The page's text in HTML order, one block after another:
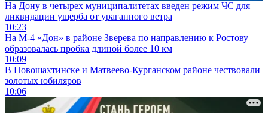
На Дону в четырех муниципалитетах введен режим ЧС для
ликвидации ущерба от ураганного ветра
10:23
На М-4 «Дон» в районе Зверева по направлению к Ростову
образовалась пробка длиной более 10 км
10:09
В Новошахтинске и Матвеево-Курганском районе чествовали
золотых юбиляров
10:06